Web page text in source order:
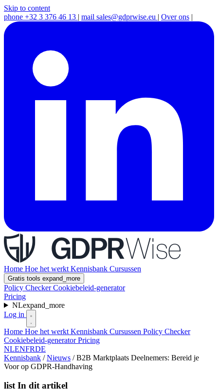
Skip to content
phone +32 3 376 46 13 | mail sales@gdprwise.eu | Over ons |
Home Hoe het werkt Kennisbank Cursussen
Gratis tools expand_more
Policy CheckerCookiebeleid-generator
Pricing
NLexpand_more
Log in
Home Hoe het werkt Kennisbank Cursussen Policy Checker
Cookiebeleid-generatorPricing
NLENFRDE
Kennisbank / Nieuws / B2B Marktplaats Deelnemers: Bereid je
Voor op GDPR-Handhaving
list In dit artikel